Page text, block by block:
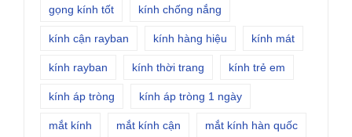
gọng kính tốt kính chống nắng
kính cận rayban kính hàng hiệu kính mát
kính rayban kính thời trang kính trẻ em
kính áp tròng kính áp tròng 1 ngày
mắt kính mắt kính cận mắt kính hàn quốc